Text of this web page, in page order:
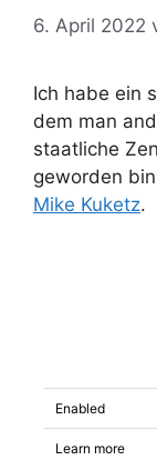
6. April 2022
Ich habe ein
dem man
staatliche
geworden
Mike Kuketz.